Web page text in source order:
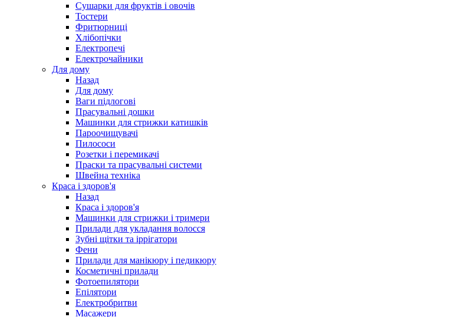
Сушарки для фруктів і овочів
Тостери
Фритюрниці
Хлібопічки
Електропечі
Електрочайники
Для дому
Назад
Для дому
Ваги підлогові
Прасувальні дошки
Машинки для стрижки катишків
Пароочищувачі
Пилососи
Розетки і перемикачі
Праски та прасувальні системи
Швейна техніка
Краса і здоров'я
Назад
Краса і здоров'я
Машинки для стрижки і тримери
Прилади для укладання волосся
Зубні щітки та іррігатори
Фени
Прилади для манікюру і педикюру
Косметичні прилади
Фотоепилятори
Епілятори
Електробритви
Масажери